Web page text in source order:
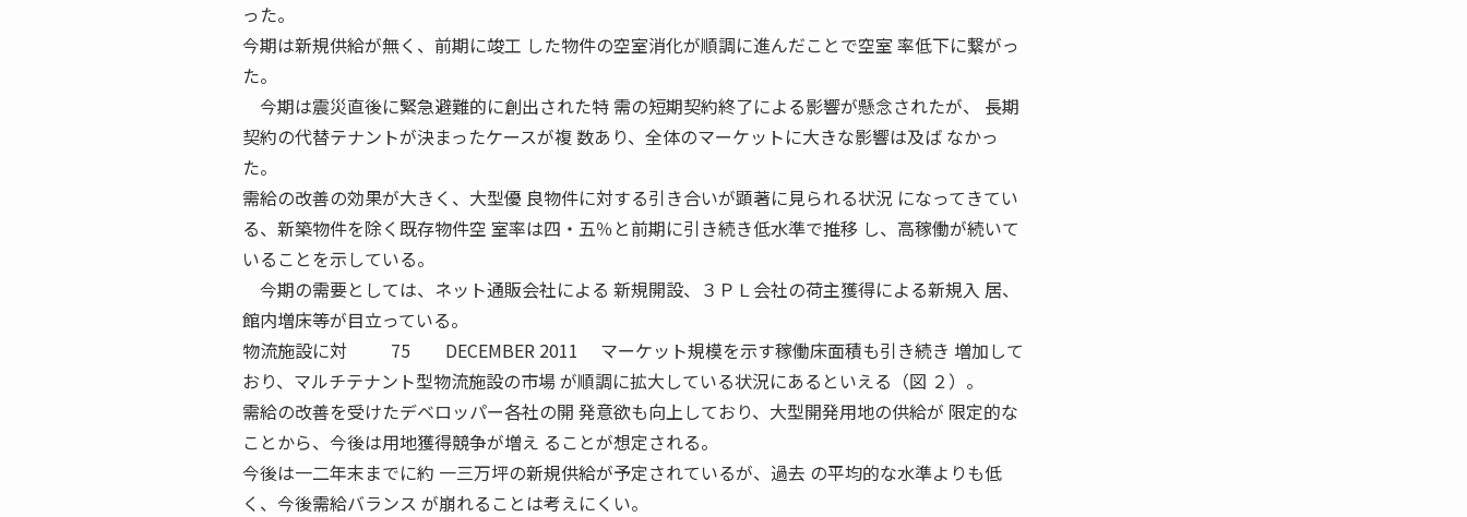
った。
今期は新規供給が無く、前期に竣工 した物件の空室消化が順調に進んだことで空室 率低下に繋がっ
た。
今期は震災直後に緊急避難的に創出された特 需の短期契約終了による影響が懸念されたが、 長期
契約の代替テナントが決まったケースが複 数あり、全体のマーケットに大きな影響は及ば なかっ
た。
需給の改善の効果が大きく、大型優 良物件に対する引き合いが顕著に見られる状況 になってきてい
る、新築物件を除く既存物件空 室率は四・五％と前期に引き続き低水準で推移 し、高稼働が続いて
いることを示している。
今期の需要としては、ネット通販会社による 新規開設、３ＰＬ会社の荷主獲得による新規入 居、
館内増床等が目立っている。
物流施設に対 75 DECEMBER 2011 マーケット規模を示す稼働床面積も引き続き 増加して
おり、マルチテナント型物流施設の市場 が順調に拡大している状況にあるといえる（図 ２）。
需給の改善を受けたデベロッパー各社の開 発意欲も向上しており、大型開発用地の供給が 限定的な
ことから、今後は用地獲得競争が増え ることが想定される。
今後は一二年末までに約 一三万坪の新規供給が予定されているが、過去 の平均的な水準よりも低
く、今後需給バランス が崩れることは考えにくい。